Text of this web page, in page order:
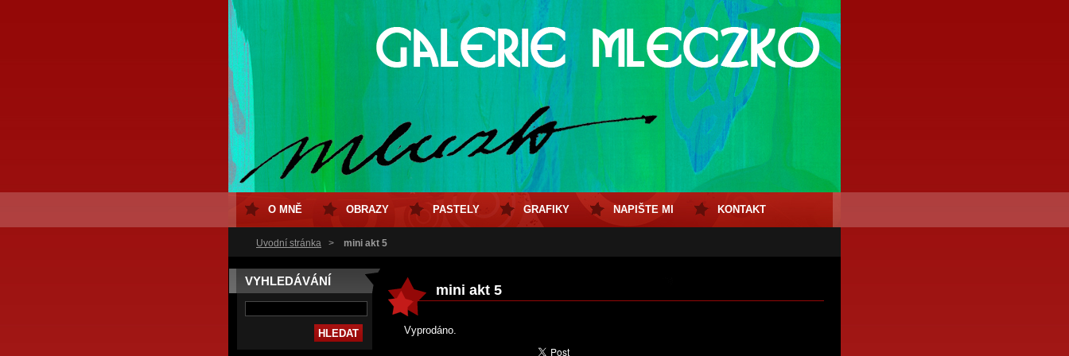
Úvodní stránka > mini akt 5
VYHLEDÁVÁNÍ
mini akt 5
Vyprodáno.
O MNĚ OBRAZY PASTELY GRAFIKY NAPIŠTE MI KONTAKT